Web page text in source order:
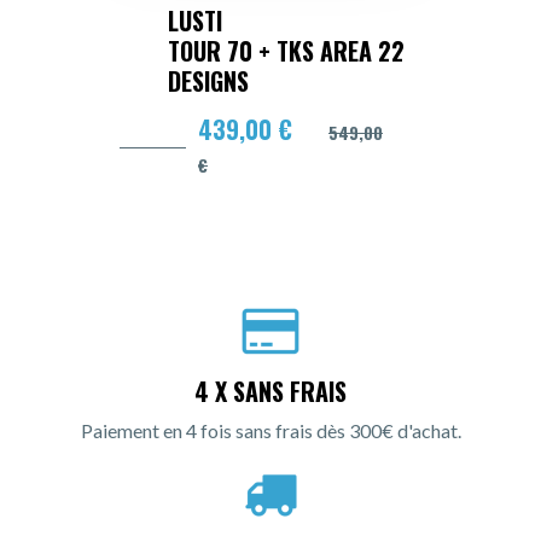
LUSTI
TOUR 70 + TKS AREA 22
DESIGNS
439,00 €
549,00
€
4 X SANS FRAIS
Paiement en 4 fois sans frais dès 300€ d'achat.